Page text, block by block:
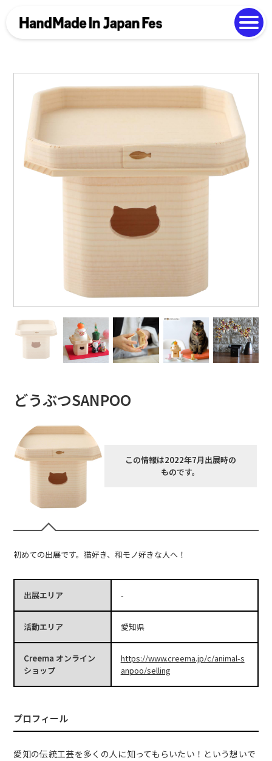
Photo Gallery
EN 中文
どうぶつSANPOO
この情報は2022年7月出展時の
ものです。
初めての出展です。猫好き、和モノ好きな人へ！
出展エリア -
活動エリア 愛知県
Creema オンライン
ショップ
https://www.creema.jp/c/animal-s
anpoo/selling
プロフィール
愛知の伝統工芸を多くの人に知ってもらいたい！という想いで